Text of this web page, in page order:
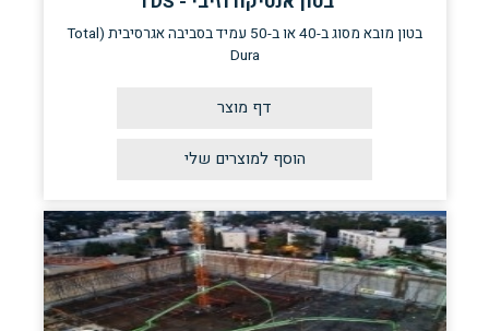
בטון מובא מסוג ב-40 או ב-50 עמיד בסביבה אגרסיבית (Total
Dura
דף מוצר